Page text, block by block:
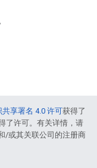
共享署名 4.0 许可获得了
了许可。有关详情，请
/或其关联公司的注册商